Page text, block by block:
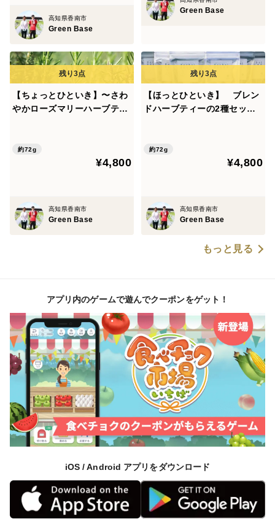
高知県香南市
Green Base
Green Base
【ちょっとひといき】〜さわ
やかローズマリーハーブティ
約72g
¥4,800
高知県香南市
Green Base
【ほっとひといき】 ブレン
ドハーブティーの2種セッ
約72g
¥4,800
高知県香南市
Green Base
もっと見る
アプリ内のゲームで遊んでクーポンをゲット！
iOS / Android アプリをダウンロード